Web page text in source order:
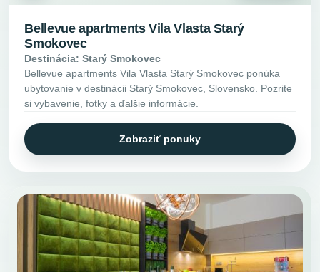
Bellevue apartments Vila Vlasta Starý
Smokovec
Destinácia: Starý Smokovec
Bellevue apartments Vila Vlasta Starý Smokovec ponúka
ubytovanie v destinácii Starý Smokovec, Slovensko. Pozrite
si vybavenie, fotky a ďalšie informácie.
Zobraziť ponuky